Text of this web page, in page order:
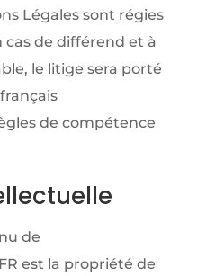
Légales sont régies
cas de différend et à
le litige sera porté
de compétence
de
est la propriété de